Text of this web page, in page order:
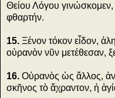
Θείου Λόγου
φθαρτήν.
15. Ξένον τόκον εἶδον,
οὐρανὸν νῦν μετέθεσαν,
16. Οὐρανὸς ὡς ἄλλος,
σκῆνος τὸ ἄχραντον, ἡ